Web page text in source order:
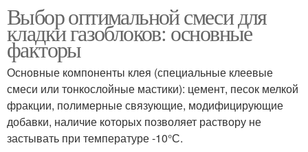
Выбор оптимальной смеси для
кладки газоблоков: основные
факторы
Основные компоненты клея (специальные клеевые
смеси или тонкослойные мастики): цемент, песок мелкой
фракции, полимерные связующие, модифицирующие
добавки, наличие которых позволяет раствору не
застывать при температуре -10°С.